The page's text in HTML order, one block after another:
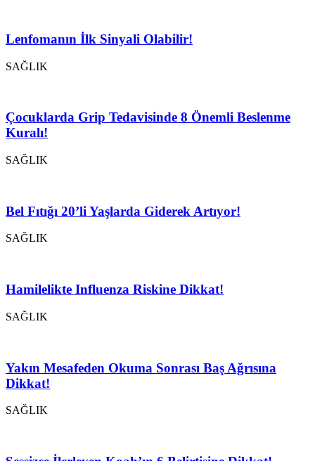
Lenfomanın İlk Sinyali Olabilir!
SAĞLIK
Çocuklarda Grip Tedavisinde 8 Önemli Beslenme
Kuralı!
SAĞLIK
Bel Fıtığı 20’li Yaşlarda Giderek Artıyor!
SAĞLIK
Hamilelikte Influenza Riskine Dikkat!
SAĞLIK
Yakın Mesafeden Okuma Sonrası Baş Ağrısına
Dikkat!
SAĞLIK